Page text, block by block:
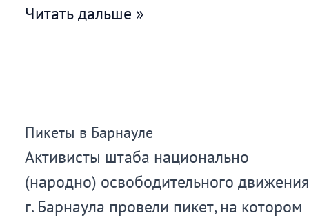
Автопробег
Читать дальше »
Пикеты в Барнауле
Активисты штаба национально
(народно) освободительного движения
г. Барнаула провели пикет, на котором